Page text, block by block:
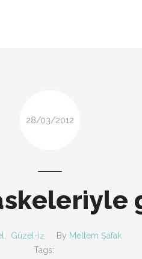
28/03/2012
Güzel-iz By Meltem Şafak
Tags: